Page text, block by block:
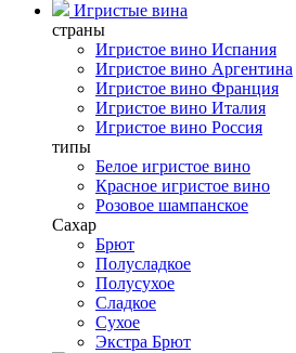
Игристые вина
страны
Игристое вино Испания
Игристое вино Аргентина
Игристое вино Франция
Игристое вино Италия
Игристое вино Россия
типы
Белое игристое вино
Красное игристое вино
Розовое шампанское
Сахар
Брют
Полусладкое
Полусухое
Сладкое
Сухое
Экстра Брют